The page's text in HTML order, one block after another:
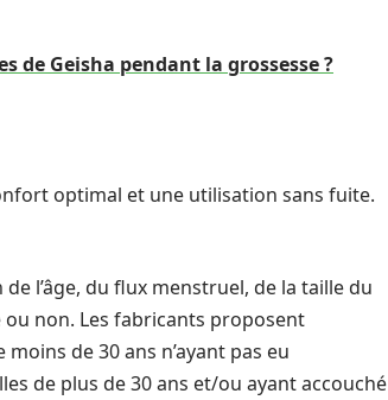
de Geisha pendant la grossesse ?
optimal et une utilisation sans fuite.
l’âge, du flux menstruel, de la taille du
non. Les fabricants proposent
de 30 ans n’ayant pas eu
de plus de 30 ans et/ou ayant accouché